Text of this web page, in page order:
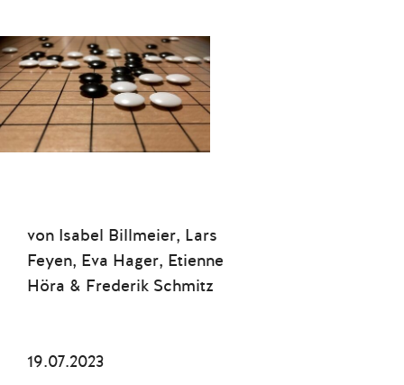
von Isabel Billmeier, Lars
Feyen, Eva Hager, Etienne
Höra & Frederik Schmitz
19.07.2023